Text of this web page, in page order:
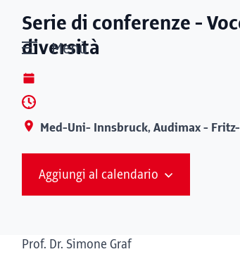
Menù
Serie di conferenze -
diversità
Med-Uni- Innsbruck, Audimax -
Aggiungi al calendario
Prof. Dr. Simone Graf